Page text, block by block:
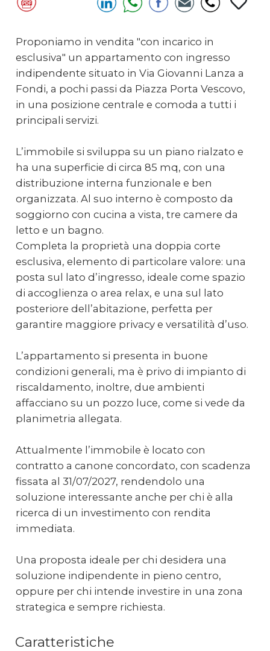
Proponiamo in vendita "con incarico in
esclusiva" un appartamento con ingresso
indipendente situato in Via Giovanni Lanza a
Fondi, a pochi passi da Piazza Porta Vescovo,
in una posizione centrale e comoda a tutti i
principali servizi.
L’immobile si sviluppa su un piano rialzato e
ha una superficie di circa 85 mq, con una
distribuzione interna funzionale e ben
organizzata. Al suo interno è composto da
soggiorno con cucina a vista, tre camere da
letto e un bagno.
Completa la proprietà una doppia corte
esclusiva, elemento di particolare valore: una
posta sul lato d’ingresso, ideale come spazio
di accoglienza o area relax, e una sul lato
posteriore dell’abitazione, perfetta per
garantire maggiore privacy e versatilità d’uso.
L’appartamento si presenta in buone
condizioni generali, ma è privo di impianto di
riscaldamento, inoltre, due ambienti
affacciano su un pozzo luce, come si vede da
planimetria allegata.
Attualmente l’immobile è locato con
contratto a canone concordato, con scadenza
fissata al 31/07/2027, rendendolo una
soluzione interessante anche per chi è alla
ricerca di un investimento con rendita
immediata.
Una proposta ideale per chi desidera una
soluzione indipendente in pieno centro,
oppure per chi intende investire in una zona
strategica e sempre richiesta.
Caratteristiche